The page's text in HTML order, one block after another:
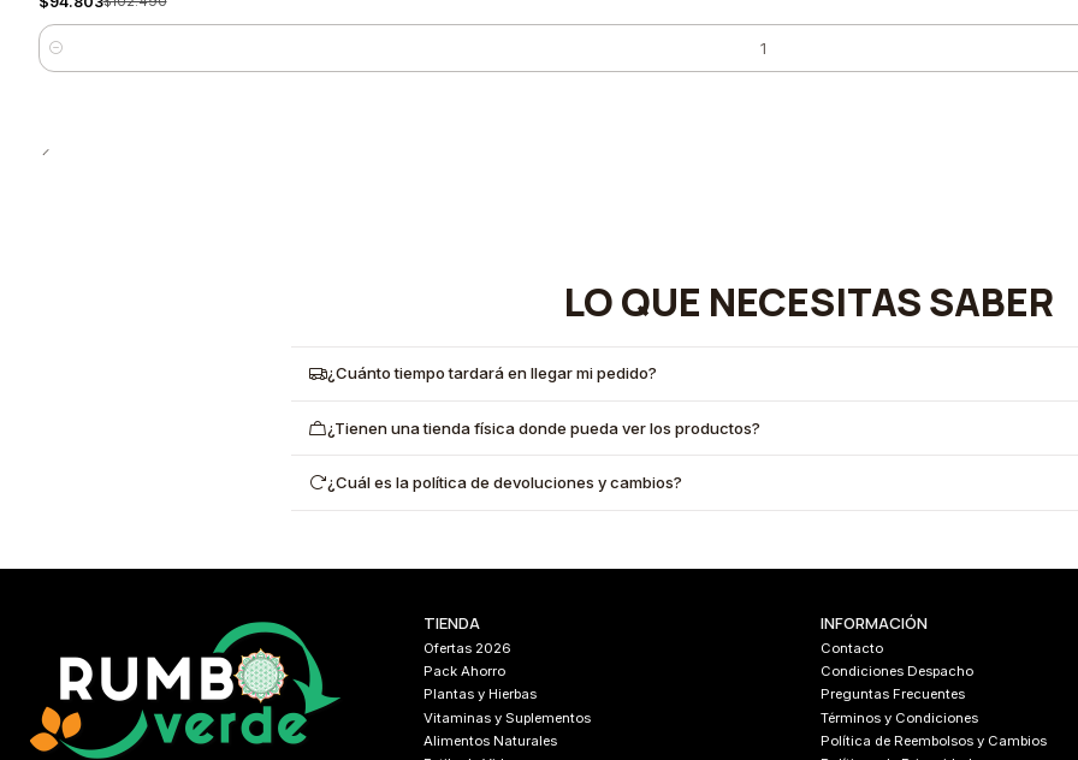
Cantidad
LO QUE NECESITAS SABER
¿Cuánto tiempo tardará en llegar mi pedido?
¿Tienen una tienda física donde pueda ver los productos?
¿Cuál es la política de devoluciones y cambios?
TIENDA
Ofertas 2026
Pack Ahorro
Plantas y Hierbas
Vitaminas y Suplementos
Alimentos Naturales
INFORMACIÓN
Contacto
Condiciones Despacho
Preguntas Frecuentes
Términos y Condiciones
Política de Reembolsos y Cambios